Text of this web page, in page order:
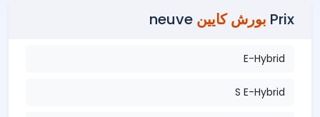
Prix بورش كايين
E-Hybrid
S E-Hybrid